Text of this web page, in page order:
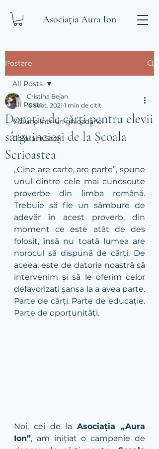
Asociația Aura Ion
Postare
All Posts
Viziune intr-un ghiozdanel
Coloram Scoli
All Posts
Donație de cărți pentru elevii
sârguincioși de la Școala
Scrioastea
Cristina Bejan
15 sept. 2021 1 min de citit
„Cine are carte, are parte”, spune
unul dintre cele mai cunoscute
proverbe din limba română.
Trebuie să fie un sâmbure de
adevăr în acest proverb, din
moment ce este atât de des
folosit, însă nu toată lumea are
norocul să dispună de cărți. De
aceea, este de datoria noastră să
intervenim și să le oferim celor
defavorizați șansa la a avea parte.
Parte de cărți. Parte de educație.
Parte de oportunități.
Noi, cei de la Asociația „Aura
Ion”, am inițiat o campanie de